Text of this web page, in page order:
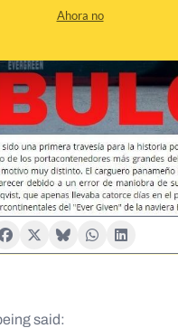
Ahora no
said: